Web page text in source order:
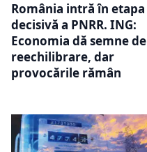
România intră în etapa
decisivă a PNRR. ING:
Economia dă semne de
reechilibrare, dar
provocările rămân